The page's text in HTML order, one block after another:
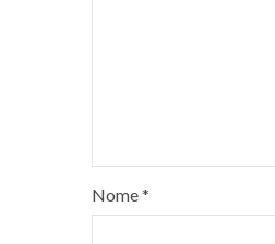
Nome*